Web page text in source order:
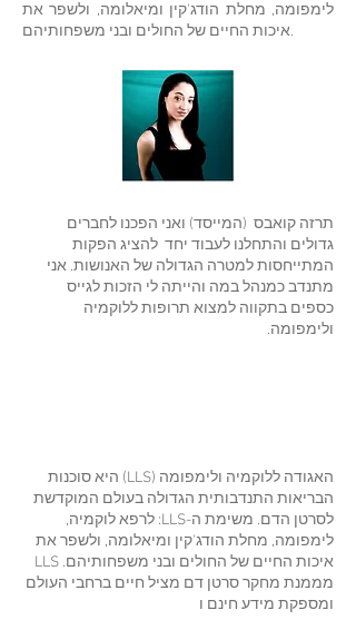
לימפומה, מחלת הודג'קין ומיאלומה, ולשפר את
איכות החיים של החולים ובני משפחותיהם.
תרזה קואבס (המייסד) ואני הפכנו לחברים
גדולים והתחלנו לעבוד יחד להציג הפקות
המתייחסות למטרה הגדולה של האנושות. אני
מתנדב כמנהל במה והייתה לי הזכות לגייס
כספים בתקווה למצוא תרופות ללוקמיה
ולימפומה.
האגודה ללוקמיה ולימפומה (LLS) היא סוכנות
הבריאות התנדבותית הגדולה בעולם המוקדשת
לסרטן הדם. משימת ה-LLS: לרפא לוקמיה,
לימפומה, מחלת הודג'קין ומיאלומה, ולשפר את
איכות החיים של החולים ובני משפחותיהם. LLS
מממנת מחקר סרטן דם מציל חיים ברחבי העולם
ומספקת מידע חינם ו